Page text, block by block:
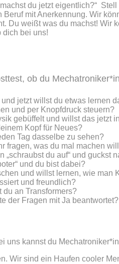
du jetzt eigentlich?“
mit Anerkennung. Wir
Du weißt was du machst! Wir
dich bei uns!
ob du
jetzt willst du etwas lernen
und per Knopfdruck steuern?
gebüffelt und willst das jetzt
Kopf für Neues?
Tag dasselbe zu sehen?
fragen, was du mal machen
„schraubst du auf“ und guckst
und du bist dabei?
und willst lernen, wie man
und freundlich?
du an Transformers?
der Fragen mit Ja beantwortet?
uns kannst du
Wir sind ein Haufen cooler